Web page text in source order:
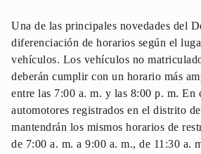
Una de las principales novedades del
diferenciación de horarios según el
vehículos. Los vehículos no
deberán cumplir con un horario más
entre las 7:00 a. m. y las 8:00 p. m. En
automotores registrados en el distrito
mantendrán los mismos horarios de
de 7:00 a. m. a 9:00 a. m., de 11:30 a.